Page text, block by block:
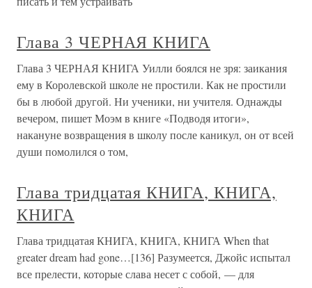
Глава 3 ЧЕРНАЯ КНИГА
Глава 3 ЧЕРНАЯ КНИГА Уилли боялся не зря: заикания
ему в Королевской школе не простили. Как не простили
бы в любой другой. Ни ученики, ни учителя. Однажды
вечером, пишет Моэм в книге «Подводя итоги»,
накануне возвращения в школу после каникул, он от всей
души помолился о том,
Глава тридцатая КНИГА, КНИГА,
КНИГА
Глава тридцатая КНИГА, КНИГА, КНИГА When that
greater dream had gone…[136] Разумеется, Джойс испытал
все прелести, которые слава несет с собой, — для